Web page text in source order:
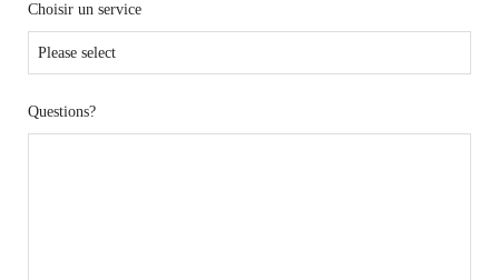
Choisir un service
Questions?